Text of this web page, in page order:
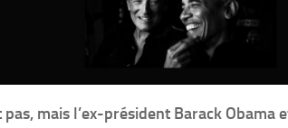
pas, mais l’ex-président Barack